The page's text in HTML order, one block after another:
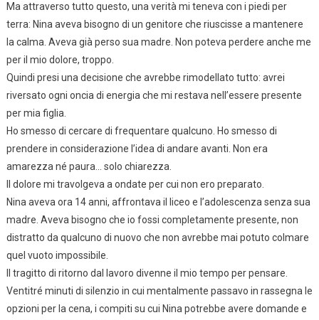
Ma attraverso tutto questo, una verità mi teneva con i piedi per
terra: Nina aveva bisogno di un genitore che riuscisse a mantenere
la calma. Aveva già perso sua madre. Non poteva perdere anche me
per il mio dolore, troppo.
Quindi presi una decisione che avrebbe rimodellato tutto: avrei
riversato ogni oncia di energia che mi restava nell’essere presente
per mia figlia.
Ho smesso di cercare di frequentare qualcuno. Ho smesso di
prendere in considerazione l’idea di andare avanti. Non era
amarezza né paura… solo chiarezza.
Il dolore mi travolgeva a ondate per cui non ero preparato.
Nina aveva ora 14 anni, affrontava il liceo e l’adolescenza senza sua
madre. Aveva bisogno che io fossi completamente presente, non
distratto da qualcuno di nuovo che non avrebbe mai potuto colmare
quel vuoto impossibile.
Il tragitto di ritorno dal lavoro divenne il mio tempo per pensare.
Ventitré minuti di silenzio in cui mentalmente passavo in rassegna le
opzioni per la cena, i compiti su cui Nina potrebbe avere domande e